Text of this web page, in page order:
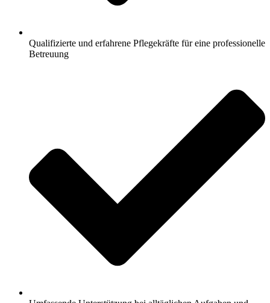
Qualifizierte und erfahrene Pflegekräfte für eine professionelle
Betreuung